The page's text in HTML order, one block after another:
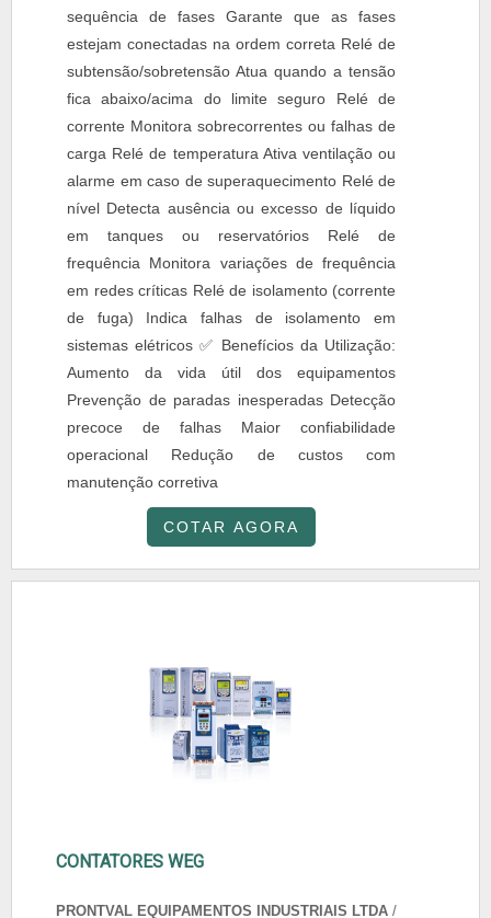
sequência de fases Garante que as fases
estejam conectadas na ordem correta Relé de
subtensão/sobretensão Atua quando a tensão
fica abaixo/acima do limite seguro Relé de
corrente Monitora sobrecorrentes ou falhas de
carga Relé de temperatura Ativa ventilação ou
alarme em caso de superaquecimento Relé de
nível Detecta ausência ou excesso de líquido
em tanques ou reservatórios Relé de
frequência Monitora variações de frequência
em redes críticas Relé de isolamento (corrente
de fuga) Indica falhas de isolamento em
sistemas elétricos ✅ Benefícios da Utilização:
Aumento da vida útil dos equipamentos
Prevenção de paradas inesperadas Detecção
precoce de falhas Maior confiabilidade
operacional Redução de custos com
manutenção corretiva
COTAR AGORA
CONTATORES WEG
PRONTVAL EQUIPAMENTOS INDUSTRIAIS LTDA /